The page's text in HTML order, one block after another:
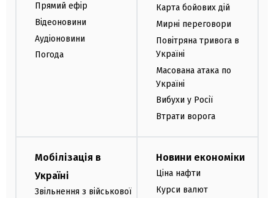
Прямий ефір
Відеоновини
Аудіоновини
Погода
Карта бойових дій
Мирні переговори
Повітряна тривога в
Україні
Масована атака по
Україні
Вибухи у Росії
Втрати ворога
Мобілізація в
Україні
Звільнення з військової
Новини економіки
Ціна нафти
Курси валют